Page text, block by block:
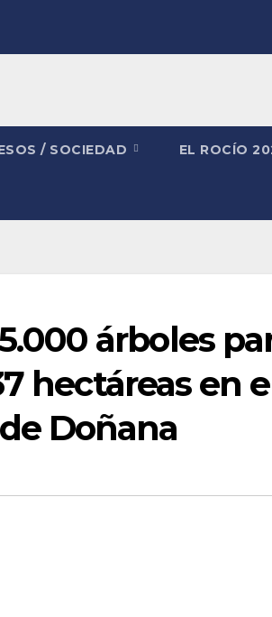
/ SOCIEDAD EL ROCÍO
árboles
hectáreas en
Doñana